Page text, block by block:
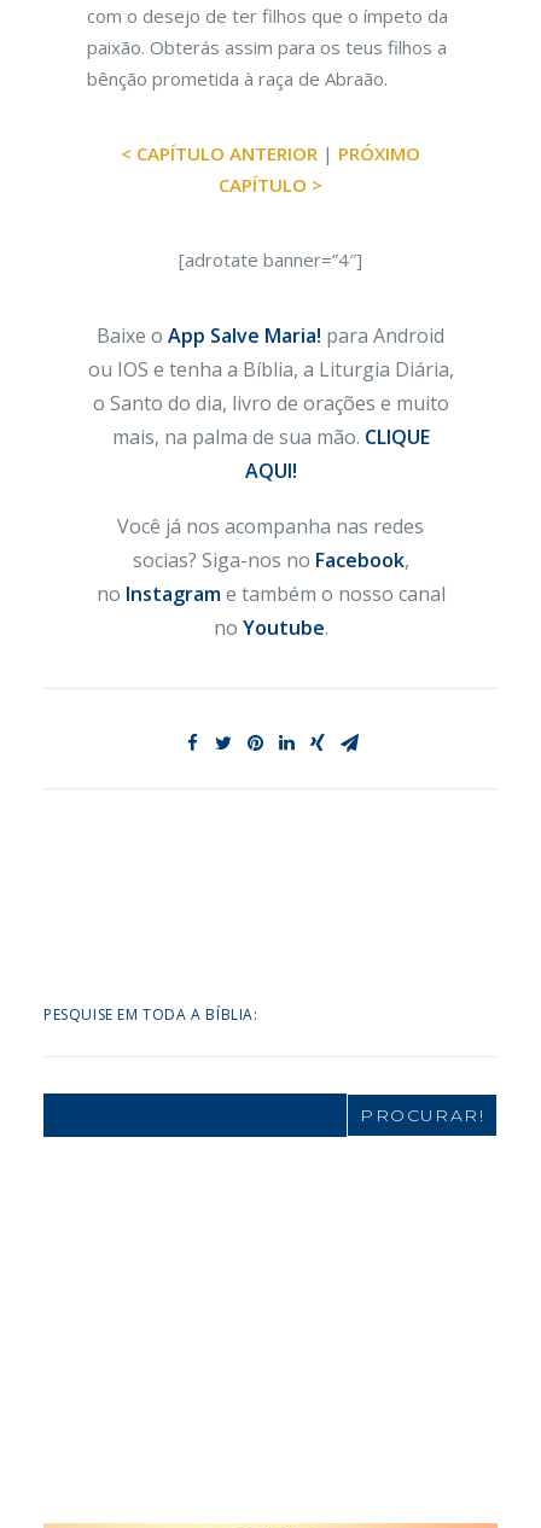
com o desejo de ter filhos que o ímpeto da
paixão. Obterás assim para os teus filhos a
bênção prometida à raça de Abraão.
< CAPÍTULO ANTERIOR | PRÓXIMO
CAPÍTULO >
[adrotate banner=”4″]
Baixe o App Salve Maria! para Android
ou IOS e tenha a Bíblia, a Liturgia Diária,
o Santo do dia, livro de orações e muito
mais, na palma de sua mão. CLIQUE
AQUI!
Você já nos acompanha nas redes
socias? Siga-nos no Facebook,
no Instagrame também o nosso canal
no Youtube.
PESQUISE EM TODA A BÍBLIA:
Search